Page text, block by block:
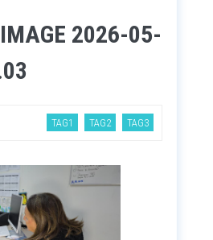
2026-05-
TAG1 TAG2 TAG3